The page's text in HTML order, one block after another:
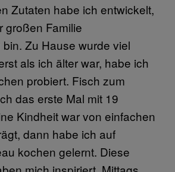
Zutaten habe ich entwickelt,
großen Familie
Zu Hause wurde viel
als ich älter war, habe ich
probiert. Fisch zum
das erste Mal mit 19
Kindheit war von einfachen
dann habe ich auf
kochen gelernt. Diese